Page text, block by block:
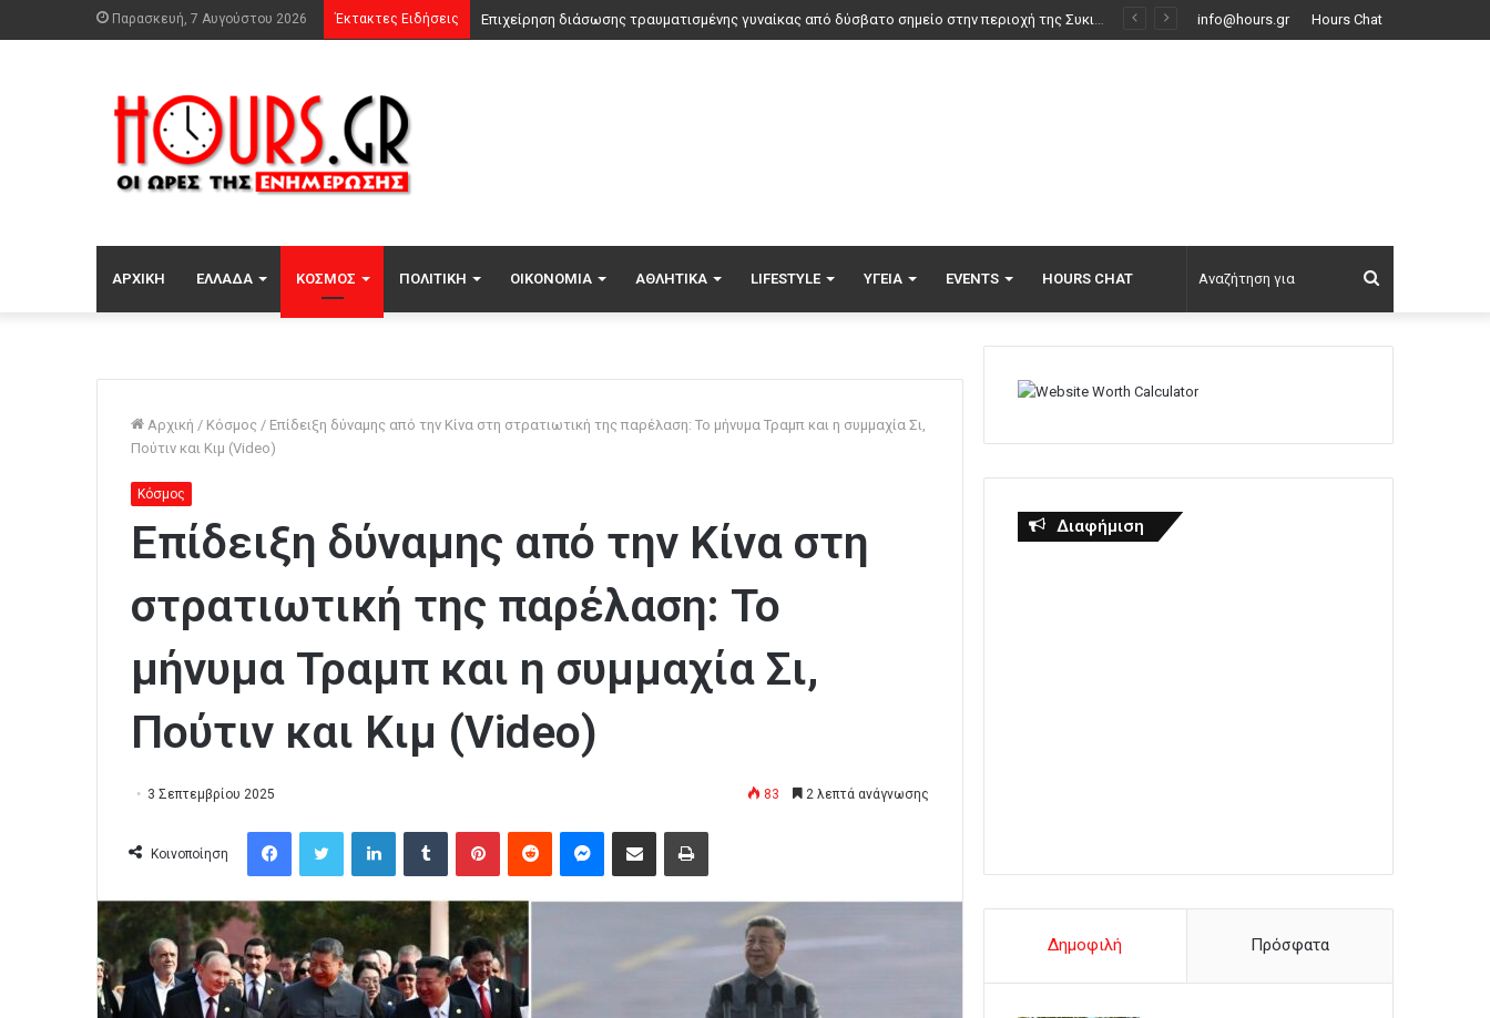
Παρασκευή, 7 Αυγούστου 2026 Έκτακτες Ειδήσεις Όταν η θωρακισμένη BMW δεν κατάφερε να προστατεύσει τον Ζαμπούνη από τις σφαίρες info@hours.gr Hours Chat
ΑΡΧΙΚΉ ΕΛΛΆΔΑ ΚΌΣΜΟΣ ΠΟΛΙΤΙΚΉ ΟΙΚΟΝΟΜΊΑ ΑΘΛΗΤΙΚΆ LIFESTYLE ΥΓΕΊΑ EVENTS HOURS CHAT
για
Αρχική / Κόσμος / Επίδειξη δύναμης από την Κίνα στη στρατιωτική της παρέλαση: Το μήνυμα Τραμπ και η συμμαχία Σι,
Πούτιν και Κιμ (Video)
Κόσμος
Επίδειξη δύναμης από την Κίνα στη
στρατιωτική της παρέλαση: Το
μήνυμα Τραμπ και η συμμαχία Σι,
Πούτιν και Κιμ (Video)
3 Σεπτεμβρίου 2025 83 2 λεπτά ανάγνωσης
Κοινοποίηση
Διαφήμιση
Δημοφιλή Πρόσφατα